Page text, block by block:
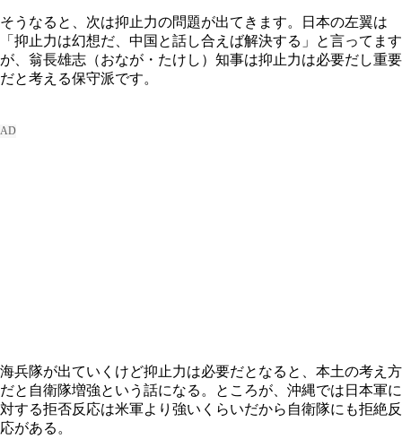
そうなると、次は抑止力の問題が出てきます。日本の左翼は
「抑止力は幻想だ、中国と話し合えば解決する」と言ってます
が、翁長雄志（おなが・たけし）知事は抑止力は必要だし重要
だと考える保守派です。
海兵隊が出ていくけど抑止力は必要だとなると、本土の考え方
だと自衛隊増強という話になる。ところが、沖縄では日本軍に
対する拒否反応は米軍より強いくらいだから自衛隊にも拒絶反
応がある。